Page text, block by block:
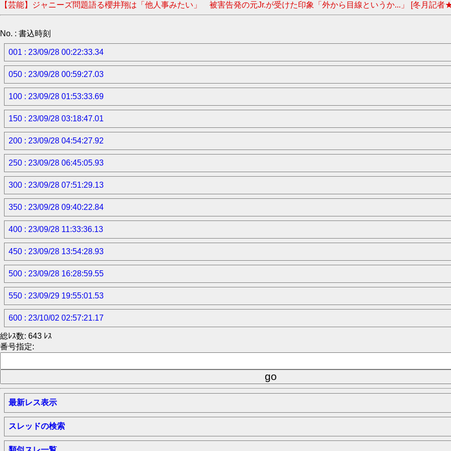
【芸能】ジャニーズ問題語る櫻井翔は「他人事みたい」 被害告発の元Jr.が受けた印象「外から目線というか...」 [冬月記者
No. : 書込時刻
001 : 23/09/28 00:22:33.34
050 : 23/09/28 00:59:27.03
100 : 23/09/28 01:53:33.69
150 : 23/09/28 03:18:47.01
200 : 23/09/28 04:54:27.92
250 : 23/09/28 06:45:05.93
300 : 23/09/28 07:51:29.13
350 : 23/09/28 09:40:22.84
400 : 23/09/28 11:33:36.13
450 : 23/09/28 13:54:28.93
500 : 23/09/28 16:28:59.55
550 : 23/09/29 19:55:01.53
600 : 23/10/02 02:57:21.17
総ﾚｽ数: 643 ﾚｽ
番号指定:
最新レス表示
スレッドの検索